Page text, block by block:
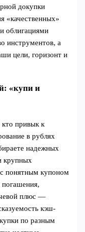
докупки
«качественных»
облигациями
инструментов, а
цели, горизонт и
«купи и
привык к
в рублях
надежных
крупных
понятным купоном
плюс —
кэш-
по разным